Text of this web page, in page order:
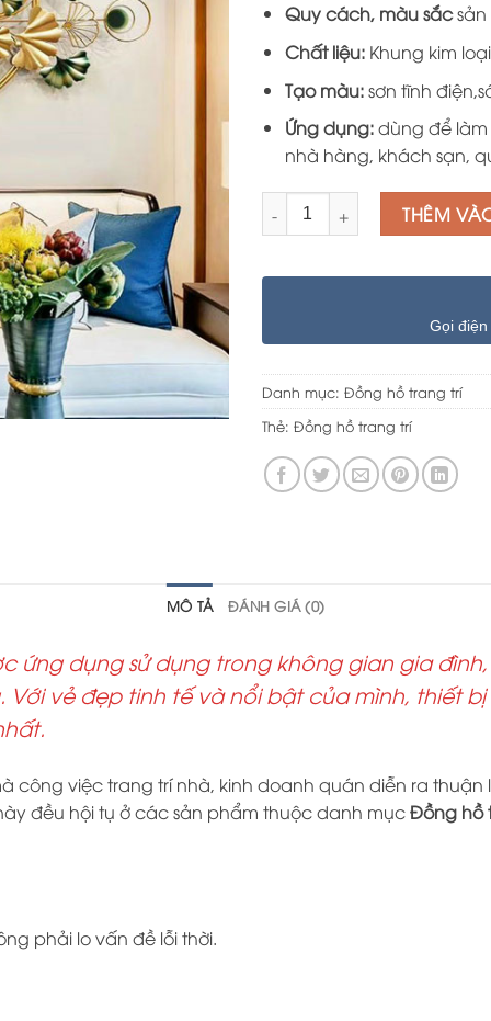
Quy cách, màu sắcsản
Chất liệu:Khung kim
Tạo màu:sơn tĩnh
Ứng dụng:dùng để làm
nhà hàng, khách sạn,
Số lượng THÊM
Gọi
Danh mục: Đồng hồ trang trí
Thẻ: Đồng hồ trang trí
MÔ TẢ ĐÁNH GIÁ (0)
ứng dụng sử dụng trong không gian gia
vẻ đẹp tinh tế và nổi bật của mình, thiết
công việc trang trí nhà, kinh doanh quán diễn ra thuận
đều hội tụ ở các sản phẩm thuộc danh mụcĐồng hồ
phải lo vấn đề lỗi thời.